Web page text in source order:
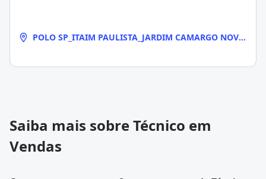
POLO SP_ITAIM PAULISTA_JARDIM CAMARGO NOVO
Saiba mais sobre Técnico em
Vendas